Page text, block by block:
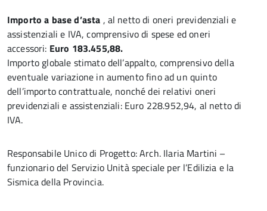
Importo a base d’asta , al netto di oneri previdenziali e
assistenziali e IVA, comprensivo di spese ed oneri
accessori: Euro 183.455,88.
Importo globale stimato dell’appalto, comprensivo della
eventuale variazione in aumento fino ad un quinto
dell’importo contrattuale, nonché dei relativi oneri
previdenziali e assistenziali: Euro 228.952,94, al netto di
IVA.
Responsabile Unico di Progetto: Arch. Ilaria Martini –
funzionario del Servizio Unità speciale per l’Edilizia e la
Sismica della Provincia.